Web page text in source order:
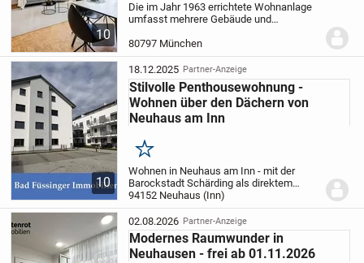
10
Die im Jahr 1963 errichtete Wohnanlage
umfasst mehrere Gebäude und
Die Wohnung befindet sich im 8.
Obergeschoss - dem Dachgeschoss
eines Mehrfamilienhauses -...
80797 München
10
18.12.2025 Partner-Anzeige
Stilvolle Penthousewohnung -
Wohnen über den Dächern von
Neuhaus am Inn
Merken
Wohnen in Neuhaus am Inn - mit der
Barockstadt Schärding als direktem
NachbarnNeubau - Erstbezug: Exklusive
Penthousewohnung im 3.
ObergeschossGenießen Sie modernes
Wohnen mit Weitblick über...
94152 Neuhaus (Inn)
02.08.2026 Partner-Anzeige
Modernes Raumwunder in
Neuhausen - frei ab 01.11.2026